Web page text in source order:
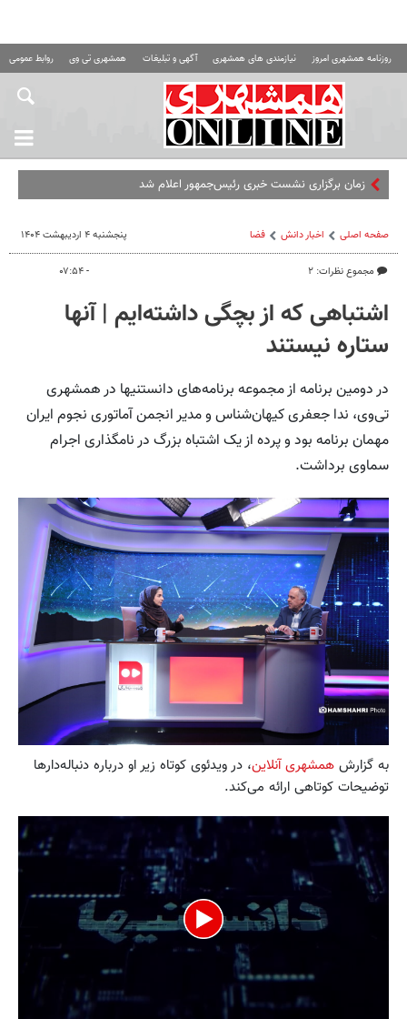
روزنامه همشهری امروز نیازمندی های همشهری آگهی و تبلیغات همشهری تی وی روابط عمومی
زمان برگزاری نشست خبری رئیس‌جمهور اعلام شد
صفحه اصلی اخبار دانش فضا
مجموع نظرات: ۲
پنجشنبه ۴ اردیبهشت ۱۴۰۴
- ۰۷:۵۴
اشتباهی که از بچگی داشته‌ایم | آنها
ستاره نیستند
در دومین برنامه از مجموعه برنامه‌های دانستنیها در همشهری
تی‌وی، ندا جعفری کیهان‌شناس و مدیر انجمن آماتوری نجوم ایران
مهمان برنامه بود و پرده از یک اشتباه بزرگ در نامگذاری اجرام
سماوی برداشت.
به گزارش همشهری آنلاین، در ویدئوی کوتاه زیر او درباره دنباله‌دارها
توضیحات کوتاهی ارائه می‌کند.